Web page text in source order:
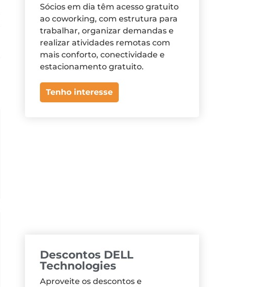
Sócios em dia têm acesso gratuito
ao coworking, com estrutura para
trabalhar, organizar demandas e
realizar atividades remotas com
mais conforto, conectividade e
estacionamento gratuito.
Tenho interesse
Descontos DELL
Technologies
Aproveite os descontos e